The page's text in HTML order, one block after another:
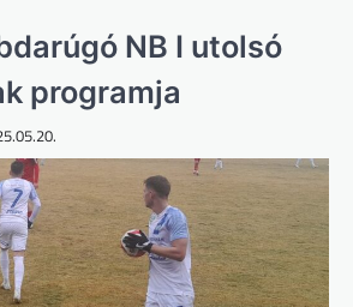
NB I utolsó
programja